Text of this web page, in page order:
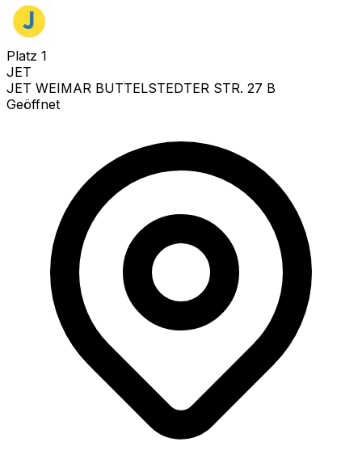
Platz 1
JET
JET WEIMAR BUTTELSTEDTER STR. 27 B
Geöffnet